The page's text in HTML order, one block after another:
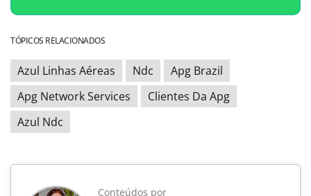
TÓPICOS RELACIONADOS
Azul Linhas Aéreas Ndc
Apg Brazil
Apg Network Services
Clientes Da Apg
Azul Ndc
Conteúdos por